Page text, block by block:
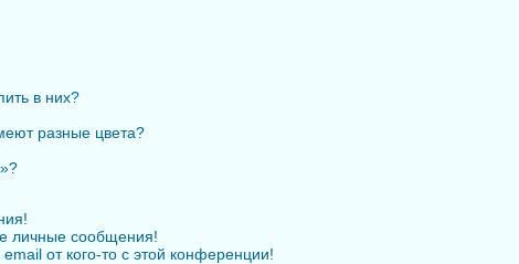
в них?
разные цвета?
личные сообщения!
от кого-то с этой конференции!